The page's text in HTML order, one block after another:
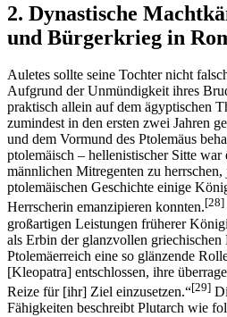
2. Dynastische
und Bürgerkrieg in
Auletes sollte seine Tochter nicht
Aufgrund der Unmündigkeit ihres
praktisch allein auf dem ägyptischen
zumindest in den ersten zwei Jahren
und dem Vormund des Ptolemäus
ptolemäisch – hellenistischer Sitte war
männlichen Mitregenten zu
ptolemäischen Geschichte einige
Herrscherin emanzipieren konnten.[28]
großartigen Leistungen früherer
als Erbin der glanzvollen
Ptolemäerreich eine so glänzende
[Kleopatra] entschlossen, ihre
Reize für [ihr] Ziel einzusetzen.“[29]
Fähigkeiten beschreibt Plutarch wie